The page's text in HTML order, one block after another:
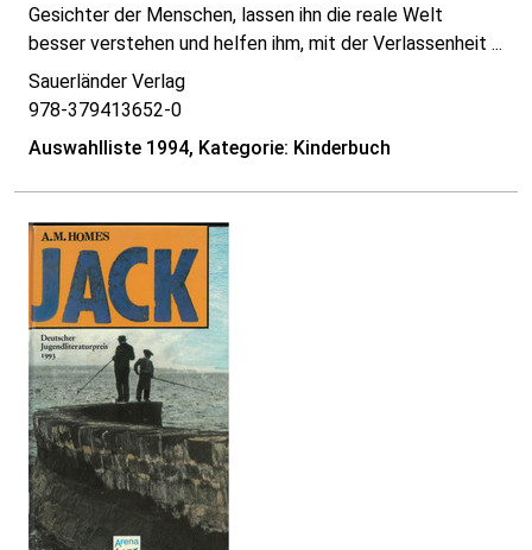
Gesichter der Menschen, lassen ihn die reale Welt
besser verstehen und helfen ihm, mit der Verlassenheit ...
Sauerländer Verlag
978-379413652-0
Auswahlliste 1994, Kategorie: Kinderbuch